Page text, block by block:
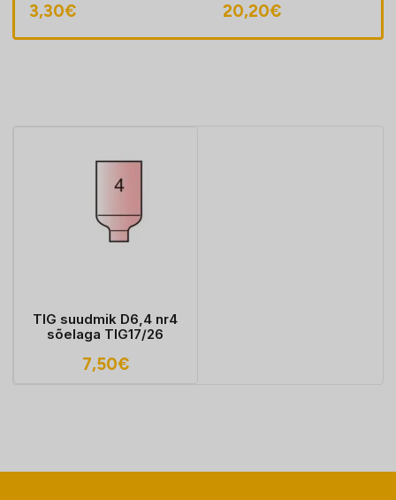
3,30€
sobib LIGHTER pesa
20,20€
TIG suudmik D6,4 nr4
sõelaga TIG17/26
7,50€